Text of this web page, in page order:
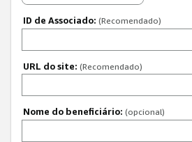
ID de Associado: (Recomendado)
URL do site: (Recomendado)
Nome do beneficiário: (opcional)